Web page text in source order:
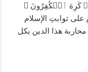
كَرِهَ ٱلۡكَٰفِرُونَ ﴾
ثوابتِ الإسلام
هذا الدين بكل